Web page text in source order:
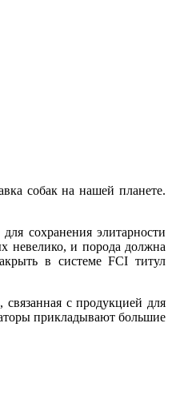
собак на нашей планете.
сохранения элитарности
невелико, и порода должна
в системе FCI титул
связанная с продукцией для
прикладывают большие